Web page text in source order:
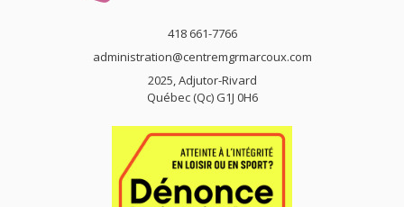
418 661-7766
administration@centremgrmarcoux.com
2025, Adjutor-Rivard
Québec (Qc) G1J 0H6